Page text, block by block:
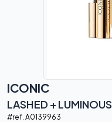
ICONIC
LASHED + LUMINOUS
#ref. A0139963